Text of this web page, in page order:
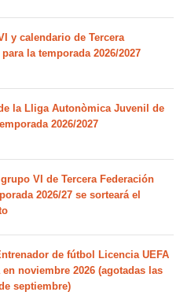
y calendario de Tercera
la temporada 2026/2027
la Lliga Autonòmica Juvenil de
2026/2027
VI de Tercera Federación
2026/27 se sorteará el
de fútbol Licencia UEFA
noviembre 2026 (agotadas las
septiembre)